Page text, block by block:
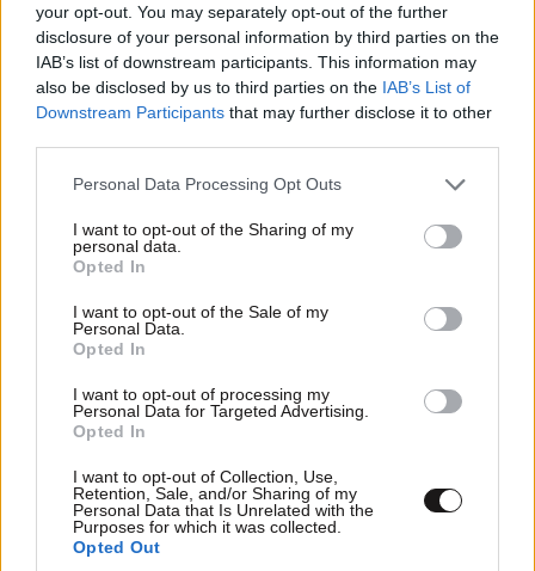
your opt-out. You may separately opt-out of the further
disclosure of your personal information by third parties on the
IAB’s list of downstream participants. This information may
also be disclosed by us to third parties on the IAB’s List of
Downstream Participants that may further disclose it to other
Please note that this website/app uses one or more Google
not limited to your visit or usage behaviour. You may click to
grant or deny consent to Google and its third-party tags to
use your data for below specified purposes in below Google
consent section.
Personal Data Processing Opt Outs
I want to opt-out of the Sharing of my
personal data.
Opted In
I want to opt-out of the Sale of my
Personal Data.
Opted In
I want to opt-out of processing my
Personal Data for Targeted Advertising.
Opted In
I want to opt-out of Collection, Use,
Retention, Sale, and/or Sharing of my
Personal Data that Is Unrelated with the
Purposes for which it was collected.
Opted Out
TRENDING
ΕΛΛΑΔΑ05·08·2026 21:24
μετακομίσουμε»: Απαρηγόρητη η οικογένεια
από τη Βρετανία που είδε το όνειρο ζωής να
γίνεται στάχτη